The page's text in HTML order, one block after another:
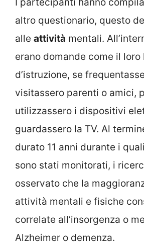
altro questionario, questo
alle attività mentali.
erano domande come il loro
d’istruzione, se
visitassero parenti o amici,
utilizzassero i dispositivi
guardassero la TV. Al
durato 11 anni durante i
sono stati monitorati, i
osservato che la
attività mentali e fisiche
correlate all’insorgenza o
Alzheimer o demenza.